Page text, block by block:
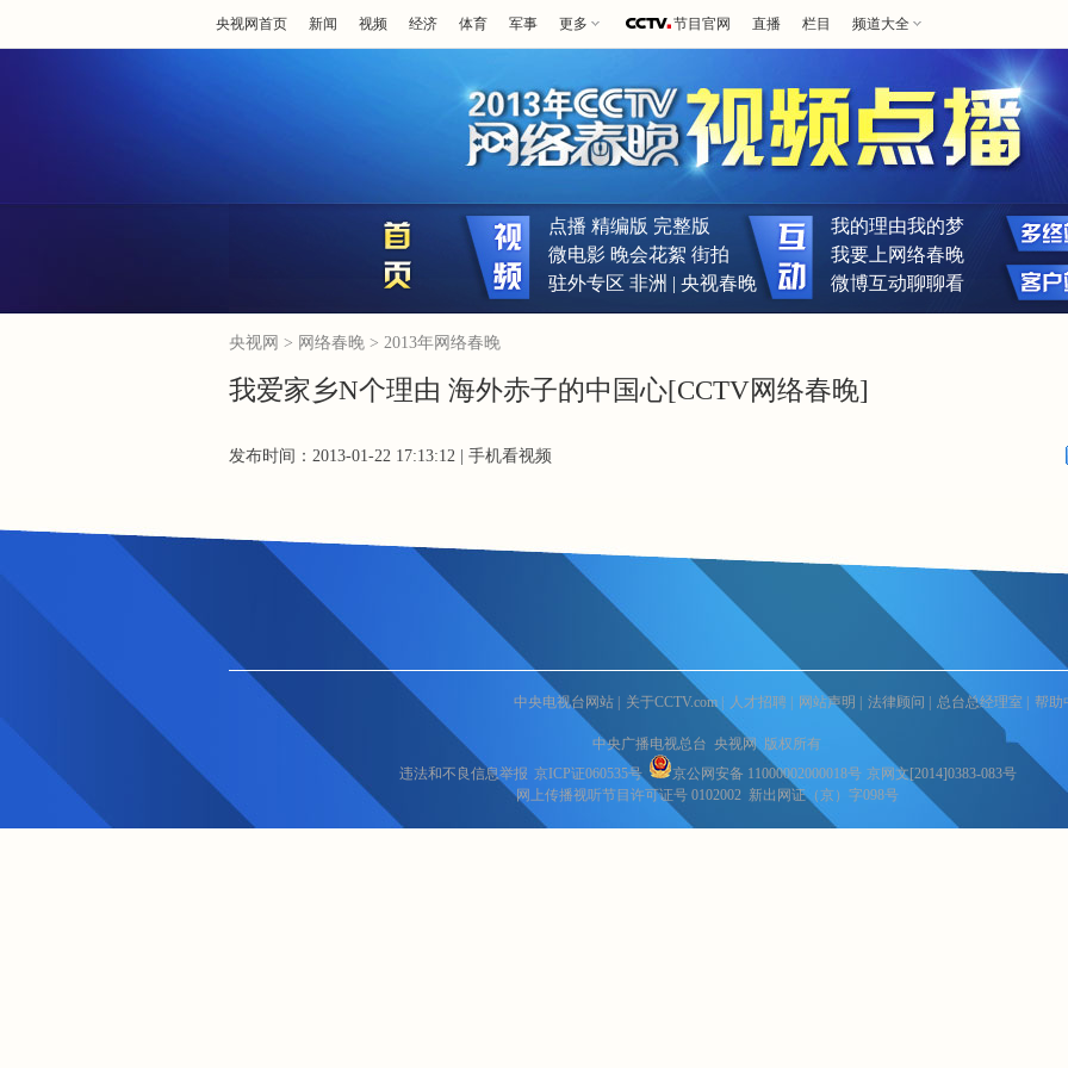
央视网首页 新闻 视频 经济 体育 军事 更多 节目官网 直播 栏目 频道大全
点播 精编版 完整版
微电影 晚会花絮 街拍
驻外专区 非洲 | 央视春晚
我的理由我的梦
我要上网络春晚
微博互动聊聊看
央视网 > 网络春晚 > 2013年网络春晚
我爱家乡N个理由 海外赤子的中国心[CCTV网络春晚]
发布时间：2013-01-22 17:13:12 | 手机看视频
中央电视台网站 关于CCTV.com 人才招聘 网站声明 法律顾问 总台总经理室 帮助
中央广播电视总台 央视网 版权所有
违法和不良信息举报 京ICP证060535号 京公网安备 11000002000018号 京网文[2014]0383-083号
网上传播视听节目许可证号 0102002 新出网证（京）字098号